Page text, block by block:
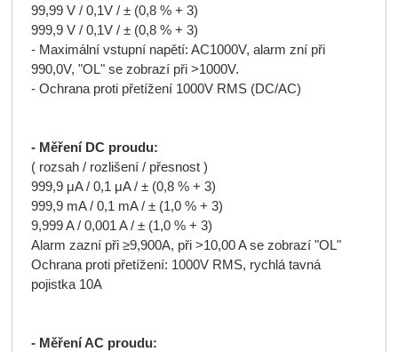
99,99 V / 0,1V / ± (0,8 % + 3)
999,9 V / 0,1V / ± (0,8 % + 3)
- Maximální vstupní napětí: AC1000V, alarm zní při
990,0V, "OL" se zobrazí při >1000V.
- Ochrana proti přetížení 1000V RMS (DC/AC)
- Měření DC proudu:
( rozsah / rozlišení / přesnost )
999,9 μA / 0,1 μA / ± (0,8 % + 3)
999,9 mA / 0,1 mA / ± (1,0 % + 3)
9,999 A / 0,001 A / ± (1,0 % + 3)
Alarm zazní při ≥9,900A, při >10,00 A se zobrazí "OL"
Ochrana proti přetížení: 1000V RMS, rychlá tavná
pojistka 10A
- Měření AC proudu: